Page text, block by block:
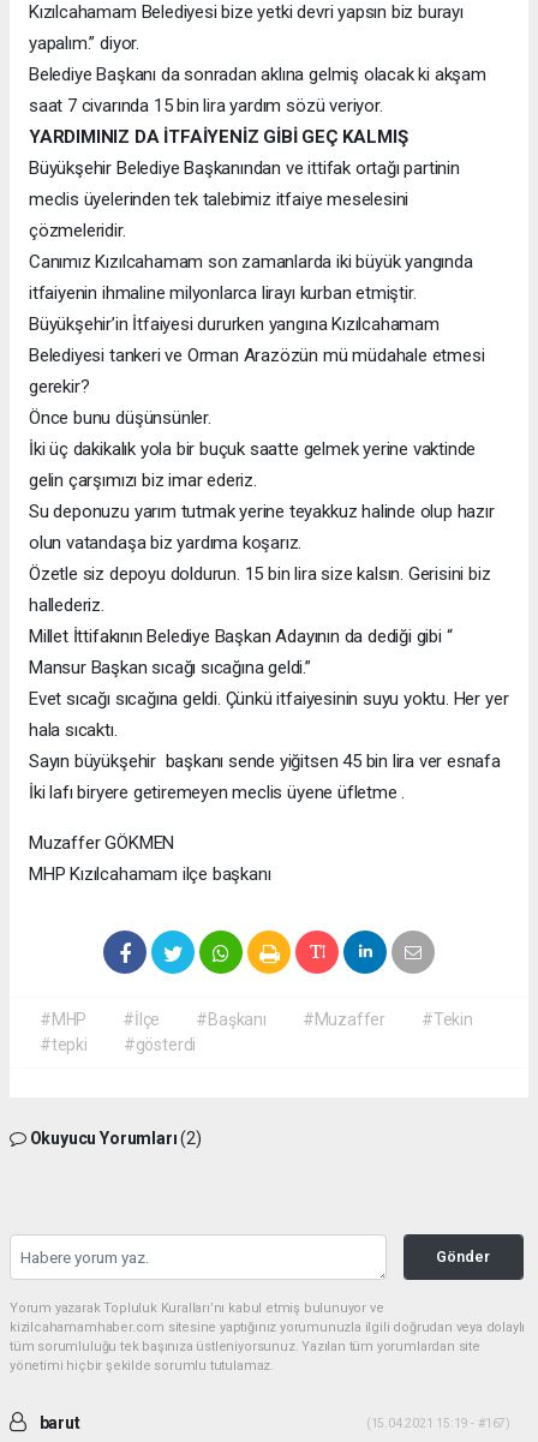
Kızılcahamam Belediyesi bize yetki devri yapsın biz burayı
yapalım.” diyor.
Belediye Başkanı da sonradan aklına gelmiş olacak ki akşam
saat 7 civarında 15 bin lira yardım sözü veriyor.
YARDIMINIZ DA İTFAİYENİZ GİBİ GEÇ KALMIŞ
Büyükşehir Belediye Başkanından ve ittifak ortağı partinin
meclis üyelerinden tek talebimiz itfaiye meselesini
çözmeleridir.
Canımız Kızılcahamam son zamanlarda iki büyük yangında
itfaiyenin ihmaline milyonlarca lirayı kurban etmiştir.
Büyükşehir’in İtfaiyesi dururken yangına Kızılcahamam
Belediyesi tankeri ve Orman Arazözün mü müdahale etmesi
gerekir?
Önce bunu düşünsünler.
İki üç dakikalık yola bir buçuk saatte gelmek yerine vaktinde
gelin çarşımızı biz imar ederiz.
Su deponuzu yarım tutmak yerine teyakkuz halinde olup hazır
olun vatandaşa biz yardıma koşarız.
Özetle siz depoyu doldurun. 15 bin lira size kalsın. Gerisini biz
hallederiz.
Millet İttifakının Belediye Başkan Adayının da dediği gibi “
Mansur Başkan sıcağı sıcağına geldi.”
Evet sıcağı sıcağına geldi. Çünkü itfaiyesinin suyu yoktu. Her yer
hala sıcaktı.
Sayın büyükşehir başkanı sende yiğitsen 45 bin lira ver esnafa
İki lafı biryere getiremeyen meclis üyene üfletme .
Muzaffer GÖKMEN
MHP Kızılcahamam ilçe başkanı
#MHP #İlçe #Başkanı #Muzaffer
#Tekin
#tepki
#gösterdi
Okuyucu Yorumları(2)
Gönder
Yorum yazarak Topluluk Kuralları’nı kabul etmiş bulunuyor ve
kizilcahamamhaber.com sitesine yaptığınız yorumunuzla ilgili doğrudan veya dolaylı
tüm sorumluluğu tek başınıza üstleniyorsunuz. Yazılan tüm yorumlardan site
yönetimi hiçbir şekilde sorumlu tutulamaz.
barut (15.04.2021 15:19 - #167)